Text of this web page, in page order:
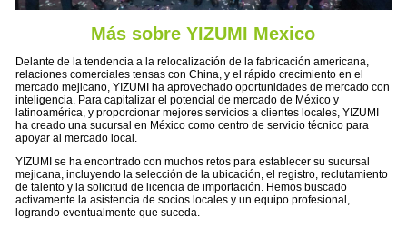
Más sobre YIZUMI Mexico
Delante de la tendencia a la relocalización de la fabricación americana,
relaciones comerciales tensas con China, y el rápido crecimiento en el
mercado mejicano, YIZUMI ha aprovechado oportunidades de mercado con
inteligencia. Para capitalizar el potencial de mercado de México y
latinoamérica, y proporcionar mejores servicios a clientes locales, YIZUMI
ha creado una sucursal en México como centro de servicio técnico para
apoyar al mercado local.
YIZUMI se ha encontrado con muchos retos para establecer su sucursal
mejicana, incluyendo la selección de la ubicación, el registro, reclutamiento
de talento y la solicitud de licencia de importación. Hemos buscado
activamente la asistencia de socios locales y un equipo profesional,
logrando eventualmente que suceda.